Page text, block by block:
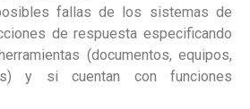
fallas de los sistemas de
de respuesta especificando
(documentos, equipos,
y si cuentan con funciones